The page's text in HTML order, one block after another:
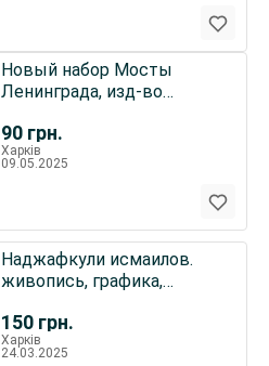
90 грн.
Новый набор Мосты
Ленинграда, изд-во
Харків
09.05.2025
150 грн.
Наджафкули исмаилов.
живопись, графика,
Харків
24.03.2025